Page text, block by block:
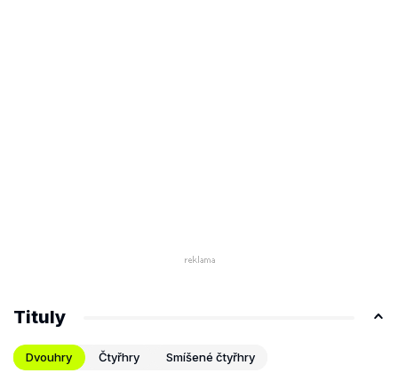
Tituly
Dvouhry Čtyřhry Smíšené čtyřhry